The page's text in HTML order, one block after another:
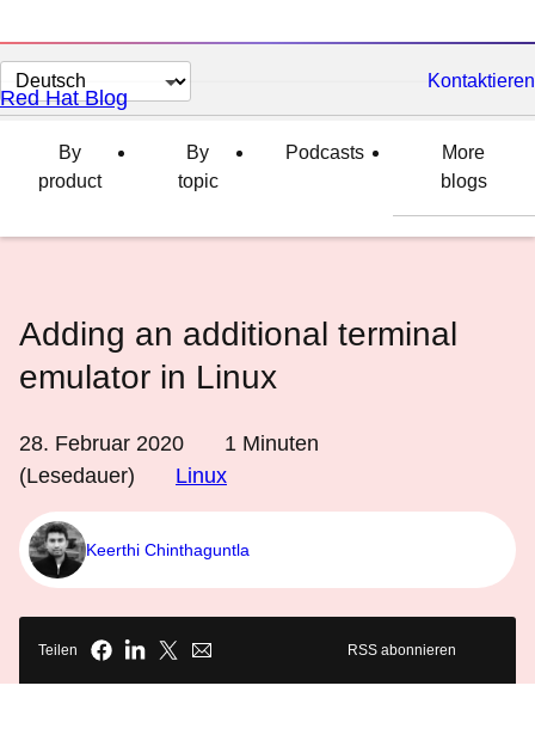
Sprache
auswählen
Kontaktieren
Red Hat Blog
By
product
By
topic
Podcasts
More
blogs
Adding an additional terminal
emulator in Linux
28. Februar 2020 1 Minuten
(Lesedauer)
Linux
Keerthi Chinthaguntla
Teilen RSS abonnieren